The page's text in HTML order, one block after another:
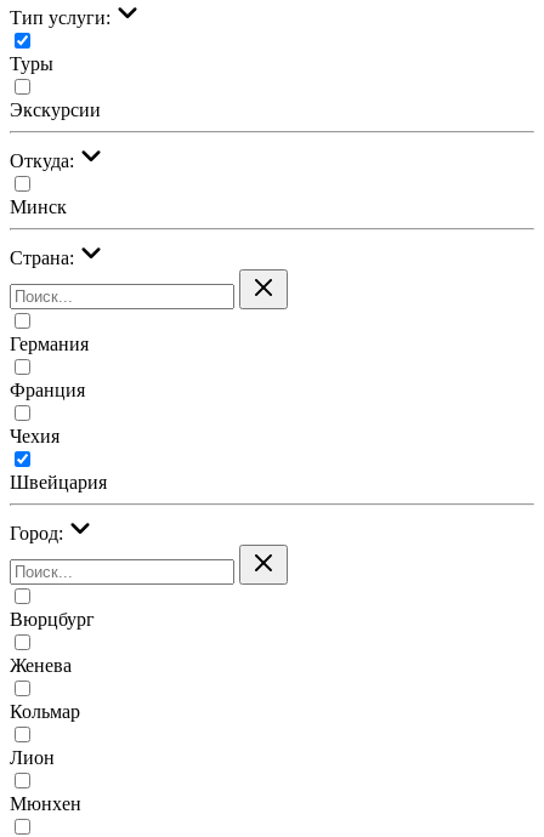
Тип услуги:
Туры
Экскурсии
Откуда:
Минск
Страна:
Германия
Франция
Чехия
Швейцария
Город:
Вюрцбург
Женева
Кольмар
Лион
Мюнхен